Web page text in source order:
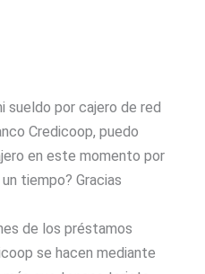
sueldo por cajero de red
Credicoop, puedo
en este momento por
tiempo? Gracias
de los préstamos
se hacen mediante